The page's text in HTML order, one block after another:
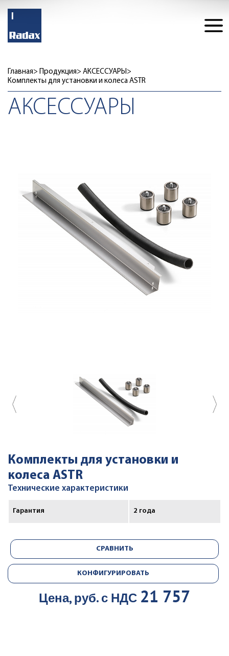
Главная Продукция
АКСЕССУАРЫ
Комплекты для установки и колеса ASTR
АКСЕССУАРЫ
Комплекты для установки и
колеса ASTR
Технические характеристики
Гарантия 2 года
СРАВНИТЬ
КОНФИГУРИРОВАТЬ
Цена, руб. с НДС 21 757